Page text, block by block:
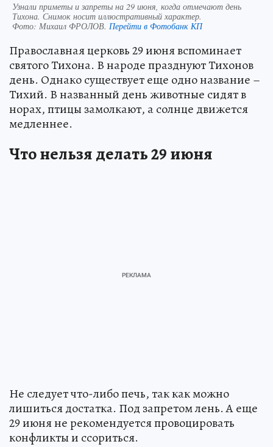
Узнали приметы и запреты на 29 июня, когда отмечают день
Тихона. Снимок носит иллюстративный характер.
Фото: Михаил ФРОЛОВ. Перейти в Фотобанк КП
Православная церковь 29 июня вспоминает
святого Тихона. В народе празднуют Тихонов
день. Однако существует еще одно название –
Тихий. В названный день животные сидят в
норах, птицы замолкают, а солнце движется
медленнее.
Что нельзя делать 29 июня
Не следует что-либо печь, так как можно
лишиться достатка. Под запретом лень. А еще
29 июня не рекомендуется провоцировать
конфликты и ссориться.